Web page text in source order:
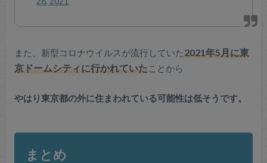
また、新型コロナウイルスが流行していた2021年5月に東
京ドームシティに行かれていたことから
やはり東京都の外に住まわれている可能性は低そうです。
まとめ